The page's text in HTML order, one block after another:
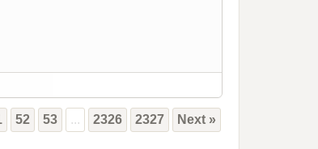
52 53 ... 2326 2327
Next »